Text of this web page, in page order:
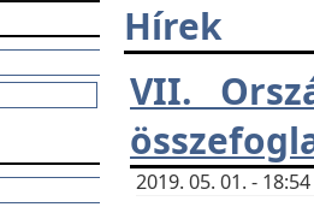
Hírek
VII.
2019. 05. 01. -